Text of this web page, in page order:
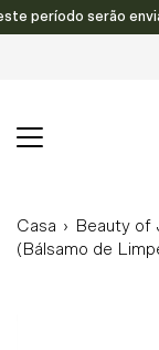
Translation
período serão
Casa ›
Beauty of
(Bálsamo de